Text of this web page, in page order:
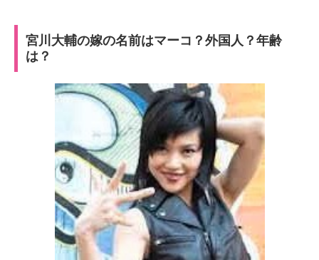
宮川大輔の嫁の名前はマーコ？外国人？年齢
は？